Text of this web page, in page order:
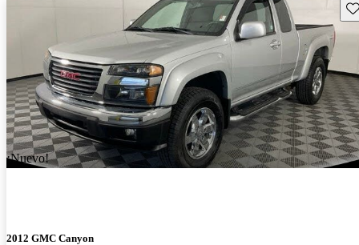
¡Nuevo!
2012 GMC Canyon